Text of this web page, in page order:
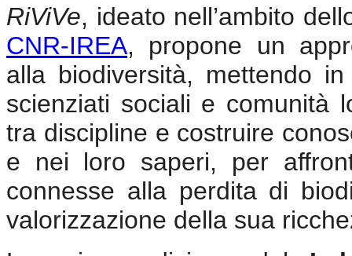
RiViVe, ideato nell’ambito
CNR-IREA, propone un
alla biodiversità, mettendo
scienziati sociali e comunità
tra discipline e costruire
e nei loro saperi, per
connesse alla perdita di
valorizzazione della sua